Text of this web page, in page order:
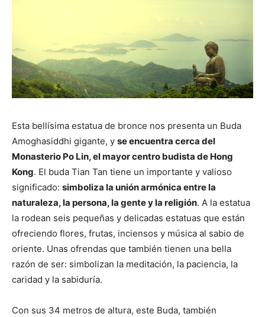
Esta bellísima estatua de bronce nos presenta un Buda
Amoghasiddhi gigante, y se encuentra cerca del
Monasterio Po Lin, el mayor centro budista de Hong
Kong. El buda Tian Tan tiene un importante y valioso
significado: simboliza la unión armónica entre la
naturaleza, la persona, la gente y la religión. A la estatua
la rodean seis pequeñas y delicadas estatuas que están
ofreciendo flores, frutas, inciensos y música al sabio de
oriente. Unas ofrendas que también tienen una bella
razón de ser: simbolizan la meditación, la paciencia, la
caridad y la sabiduría.
Con sus 34 metros de altura, este Buda, también